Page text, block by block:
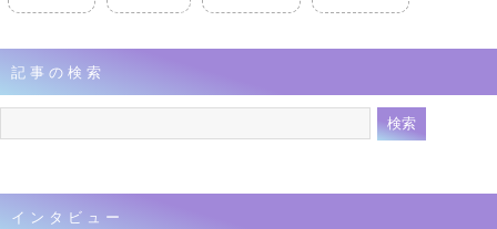
記事の検索
インタビュー